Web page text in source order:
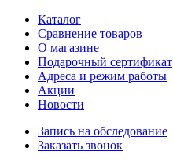
Каталог
Сравнение товаров
О магазине
Подарочный сертификат
Адреса и режим работы
Акции
Новости
Запись на обследование
Заказать звонок